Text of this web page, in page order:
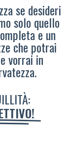
se desideri
solo quello
e un
che potrai
vorrai in